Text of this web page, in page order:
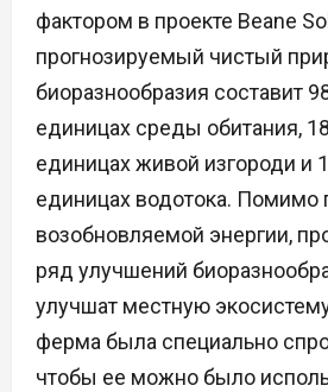
фактором в проекте Beane
прогнозируемый чистый
биоразнообразия составит
единицах среды обитания,
единицах живой изгороди и
единицах водотока. Помимо
возобновляемой энергии,
ряд улучшений
улучшат местную
ферма была специально
чтобы ее можно было